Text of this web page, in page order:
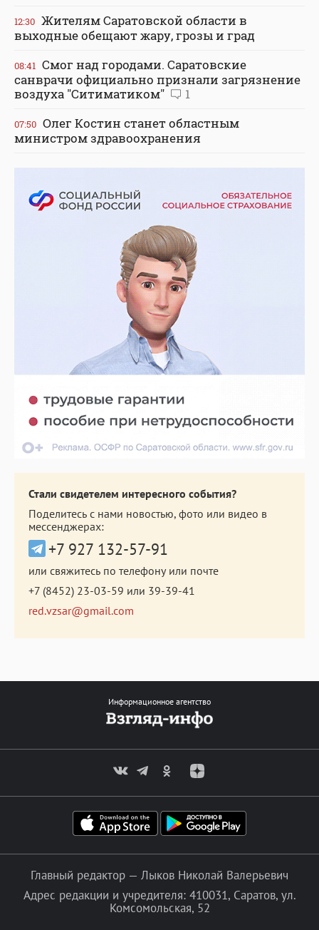
12:30 Жителям Саратовской области в
выходные обещают жару, грозы и град
08:41 Смог над городами. Саратовские
санврачи официально признали загрязнение
воздуха "Ситиматиком"
1
07:50 Олег Костин станет областным
министром здравоохранения
Стали свидетелем интересного события?
Поделитесь с нами новостью, фото или видео в
мессенджерах:
+7 927 132-57-91
или свяжитесь по телефону или почте
+7 (8452) 23-03-59 или 39-39-41
red.vzsar@gmail.com
Информационное агентство
Главный редактор — Лыков Николай Валерьевич
Адрес редакции и учредителя: 410031, Саратов, ул.
Комсомольская, 52